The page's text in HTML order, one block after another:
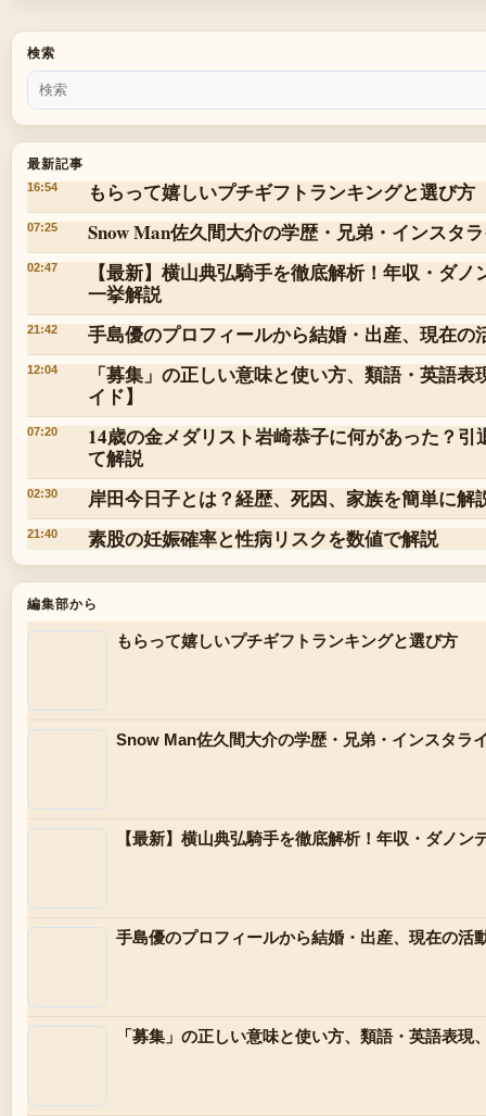
検索
最新記事
16:54 もらって嬉しいプチギフトランキングと選び方
07:25 Snow Man佐久間大介の学歴・兄弟・インスタ
02:47
【最新】横山典弘騎手を徹底解析！年収・ダ
一挙解説
21:42 手島優のプロフィールから結婚・出産、現在
12:04
「募集」の正しい意味と使い方、類語・英語
イド】
07:20
14歳の金メダリスト岩崎恭子に何があった？
て解説
02:30 岸田今日子とは？経歴、死因、家族を簡単に解
21:40 素股の妊娠確率と性病リスクを数値で解説
編集部から
もらって嬉しいプチギフトランキングと選び方
Snow Man佐久間大介の学歴・兄弟・インスタラ
【最新】横山典弘騎手を徹底解析！年収・ダノ
手島優のプロフィールから結婚・出産、現在の活
「募集」の正しい意味と使い方、類語・英語表